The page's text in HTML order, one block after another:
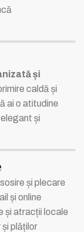
și
caldă și
ai o atitudine
și
și plecare
și online
și atracții locale
plăților